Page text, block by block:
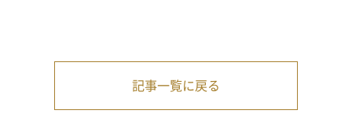
記事一覧に戻る